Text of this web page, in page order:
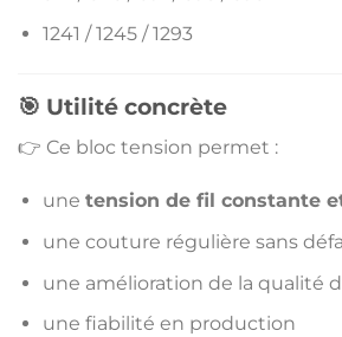
1241 / 1245 / 1293
🎯 Utilité concrète
👉 Ce bloc tension permet :
une tension de fil constante
une couture régulière sans
une amélioration de la qualité
une fiabilité en production